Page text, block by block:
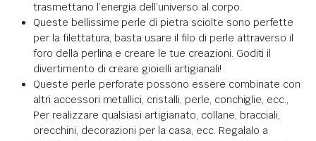
trasmettano l’energia dell’universo al corpo.
Queste bellissime perle di pietra sciolte sono perfette
per la filettatura, basta usare il filo di perle attraverso il
foro della perlina e creare le tue creazioni. Goditi il
divertimento di creare gioielli artigianali!
Queste perle perforate possono essere combinate con
altri accessori metallici, cristalli, perle, conchiglie, ecc.,
Per realizzare qualsiasi artigianato, collane, bracciali,
orecchini, decorazioni per la casa, ecc. Regalalo a